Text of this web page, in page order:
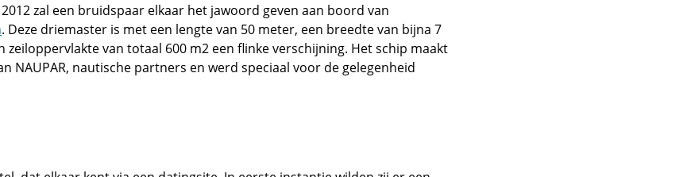
zal een bruidspaar elkaar het jawoord geven aan boord van
. Deze driemaster is met een lengte van 50 meter, een breedte van bijna 7
zeiloppervlakte van totaal 600 m2 een flinke verschijning. Het schip maakt
NAUPAR, nautische partners en werd speciaal voor de gelegenheid